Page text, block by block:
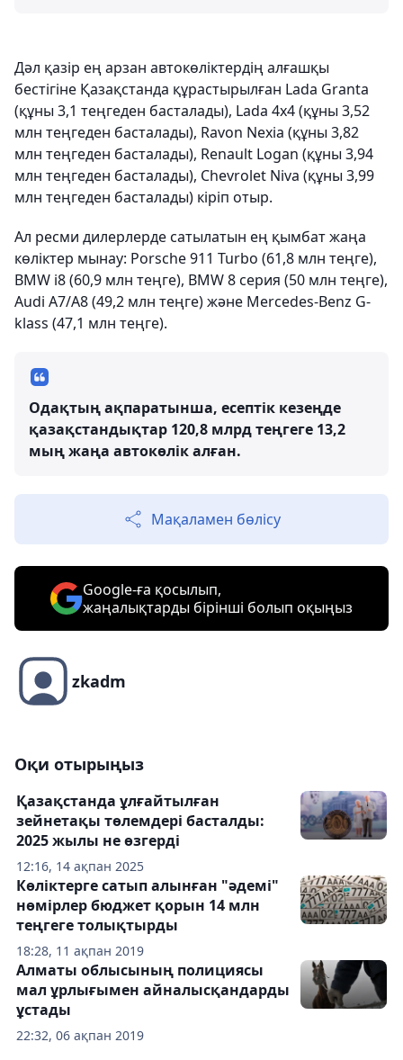
Дәл қазір ең арзан автокөліктердің алғашқы
бестігіне Қазақстанда құрастырылған Lada Granta
(құны 3,1 теңгеден басталады), Lada 4x4 (құны 3,52
млн теңгеден басталады), Ravon Nexia (құны 3,82
млн теңгеден басталады), Renault Logan (құны 3,94
млн теңгеден басталады), Chevrolet Niva (құны 3,99
млн теңгеден басталады) кіріп отыр.
Ал ресми дилерлерде сатылатын ең қымбат жаңа
көліктер мынау: Porsche 911 Turbo (61,8 млн теңге),
BMW i8 (60,9 млн теңге), BMW 8 серия (50 млн теңге),
Audi А7/A8 (49,2 млн теңге) және Mercedes-Benz G-
klass (47,1 млн теңге).
Одақтың ақпаратынша, есептік кезеңде
қазақстандықтар 120,8 млрд теңгеге 13,2
мың жаңа автокөлік алған.
Мақаламен бөлісу
Google-ға қосылып,
жаңалықтарды бірінші болып оқыңыз
zkadm
Оқи отырыңыз
12:16, 14 ақпан 2025
Қазақстанда ұлғайтылған
зейнетақы төлемдері басталды:
2025 жылы не өзгерді
18:28, 11 ақпан 2019
Көліктерге сатып алынған "әдемі"
нөмірлер бюджет қорын 14 млн
теңгеге толықтырды
22:32, 06 ақпан 2019
Алматы облысының полициясы
мал ұрлығымен айналысқандарды
ұстады